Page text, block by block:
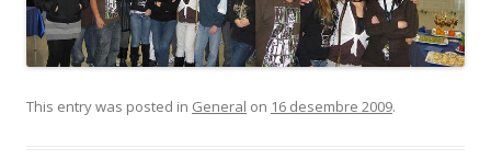
This entry was posted in General on 16 desembre 2009.